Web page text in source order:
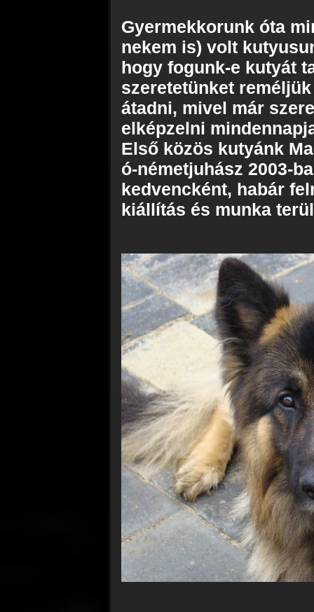
Gyermekkorunk óta
nekem is) volt
hogy fogunk-e kutyát
szeretetünket
átadni, mivel már
elképzelni
Első közös kutyánk
ó-németjuhász 2003-
kedvencként, habár
kiállítás és munka